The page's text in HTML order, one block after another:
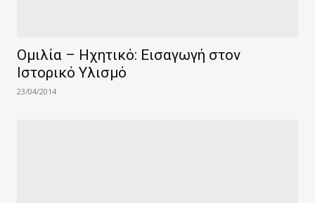
Ομιλία – Ηχητικό: Εισαγωγή στον
Ιστορικό Υλισμό
23/04/2014